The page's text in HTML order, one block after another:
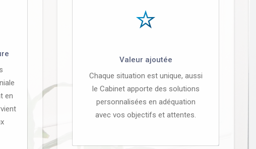
en
Valeur ajoutée
Chaque situation est unique, aussi
le Cabinet apporte des solutions
personnalisées en adéquation
avec vos objectifs et attentes.